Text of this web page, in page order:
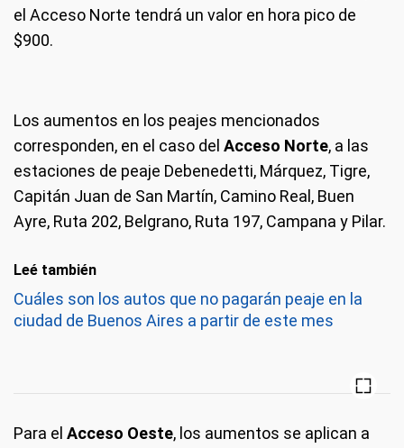
el Acceso Norte tendrá un valor en hora pico de
$900.
Los aumentos en los peajes mencionados
corresponden, en el caso del Acceso Norte, a las
estaciones de peaje Debenedetti, Márquez, Tigre,
Capitán Juan de San Martín, Camino Real, Buen
Ayre, Ruta 202, Belgrano, Ruta 197, Campana y Pilar.
Leé también
Cuáles son los autos que no pagarán peaje en la
ciudad de Buenos Aires a partir de este mes
Para el Acceso Oeste, los aumentos se aplican a